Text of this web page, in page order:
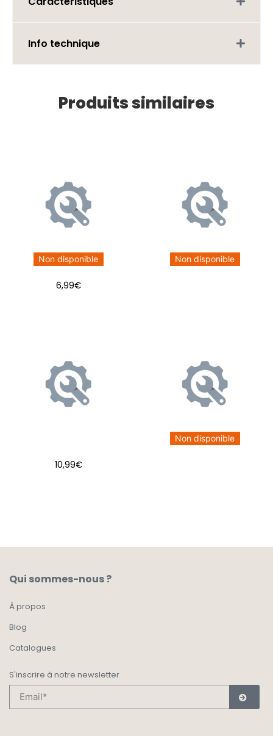
Info technique
Produits similaires
Non disponible
6,99€
Non disponible
10,99€
Non disponible
Qui sommes-nous ?
À propos
Blog
Catalogues
S'inscrire à notre newsletter